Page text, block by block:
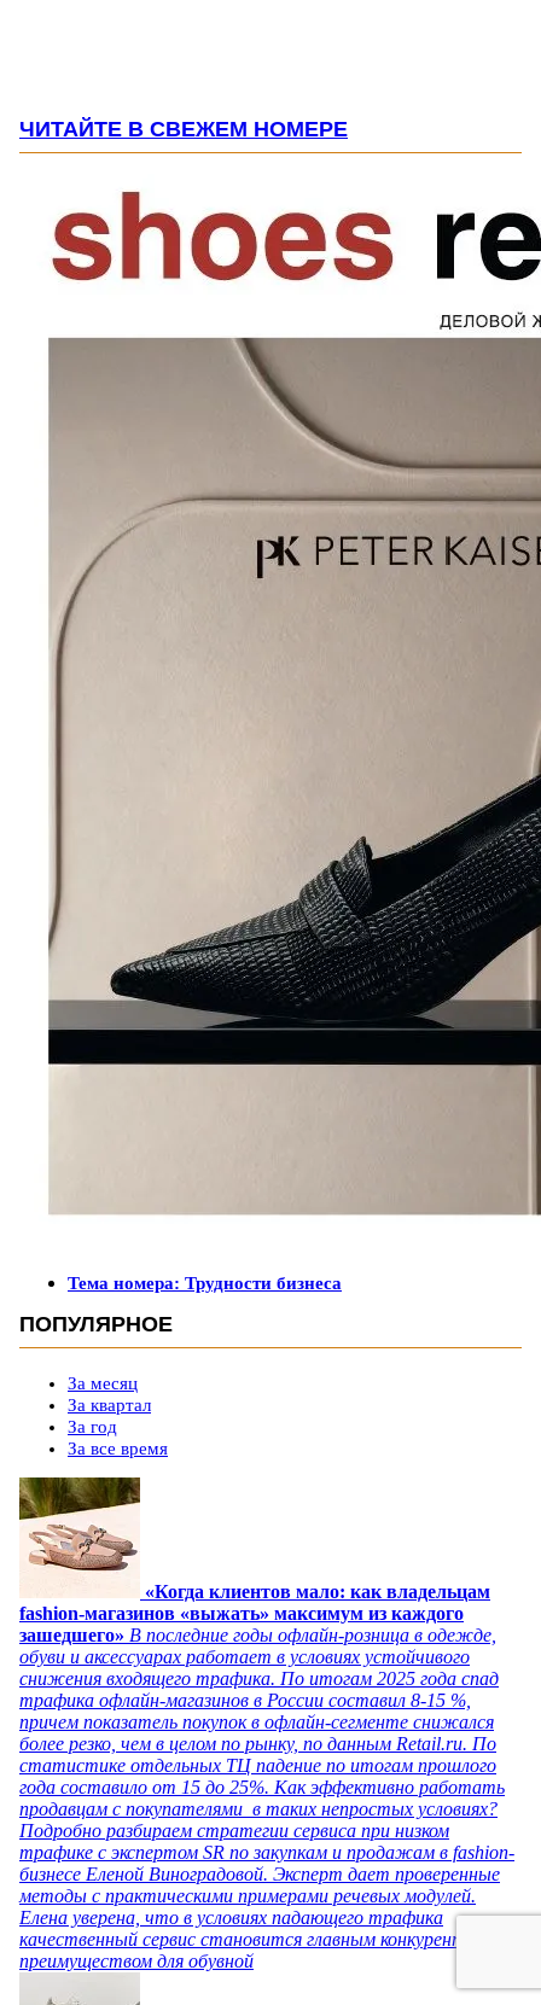
ЧИТАЙТЕ В СВЕЖЕМ НОМЕРЕ
Тема номера: Трудности бизнеса
ПОПУЛЯРНОЕ
За месяц
За квартал
За год
За все время
«Когда клиентов мало: как владельцам
fashion-магазинов «выжать» максимум из каждого
зашедшего» В последние годы офлайн-розница в одежде,
обуви и аксессуарах работает в условиях устойчивого
снижения входящего трафика. По итогам 2025 года спад
трафика офлайн-магазинов в России составил 8-15 %,
причем показатель покупок в офлайн-сегменте снижался
более резко, чем в целом по рынку, по данным Retail.ru. По
статистике отдельных ТЦ падение по итогам прошлого
года составило от 15 до 25%. Как эффективно работать
продавцам с покупателями в таких непростых условиях?
Подробно разбираем стратегии сервиса при низком
трафике с экспертом SR по закупкам и продажам в fashion-
бизнесе Еленой Виноградовой. Эксперт дает проверенные
методы с практическими примерами речевых модулей.
Елена уверена, что в условиях падающего трафика
качественный сервис становится главным конкурентным
преимуществом для обувной